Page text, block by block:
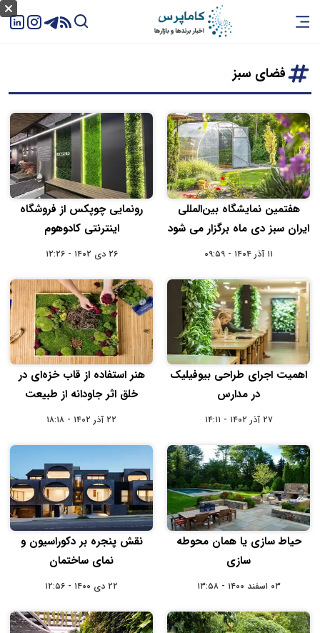
فضای سبز
هفتمین نمایشگاه بین‌المللی
ایران سبز دی‌ ماه برگزار می‌ شود
۱۱ آذر ۱۴۰۴ - ۰۹:۵۹
رونمایی چوپکس از فروشگاه
اینترنتی کادوهوم
۲۶ دی ۱۴۰۲ - ۱۲:۲۶
اهمیت اجرای طراحی بیوفیلیک
در مدارس
۲۷ آذر ۱۴۰۲ - ۱۴:۱۱
هنر استفاده از قاب‌‌ خزه‌ای در
خلق اثر جاودانه از طبیعت
۲۲ آذر ۱۴۰۲ - ۱۸:۱۸
حیاط سازی یا همان محوطه
سازی
۰۳ اسفند ۱۴۰۰ - ۱۳:۵۸
نقش پنجره بر دکوراسیون و
نمای ساختمان
۲۲ دی ۱۴۰۰ - ۱۲:۵۶